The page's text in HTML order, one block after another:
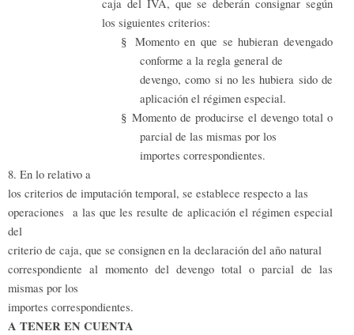
caja del IVA, que se deberán consignar según
los siguientes criterios:
§
Momento en que se hubieran devengado
conforme a la regla general de
devengo, como si no les hubiera sido de
aplicación el régimen especial.
§ Momento de producirse el devengo total o
parcial de las mismas por los
importes correspondientes.
8. En lo relativo a
los criterios de imputación temporal, se establece respecto a las
operaciones a las que les resulte de aplicación el régimen especial
del
criterio de caja, que se consignen en la declaración del año natural
correspondiente al momento del devengo total o parcial de las
mismas por los
importes correspondientes.
A TENER EN CUENTA